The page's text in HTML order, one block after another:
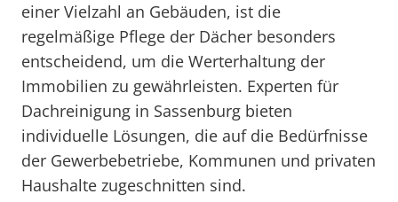
einer Vielzahl an Gebäuden, ist die
regelmäßige Pflege der Dächer besonders
entscheidend, um die Werterhaltung der
Immobilien zu gewährleisten. Experten für
Dachreinigung in Sassenburg bieten
individuelle Lösungen, die auf die Bedürfnisse
der Gewerbebetriebe, Kommunen und privaten
Haushalte zugeschnitten sind.